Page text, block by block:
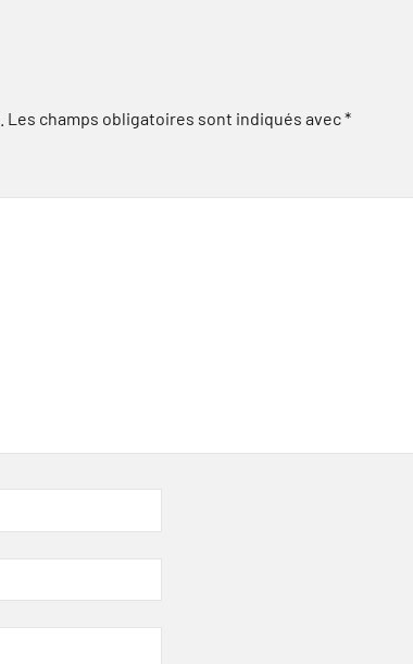
Les champs obligatoires sont indiqués avec*